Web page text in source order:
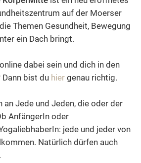
auf der Moerser
Themen Gesundheit, Bewegung
ein Dach bringt.
dabei sein und dich in den
bist du hier genau richtig.
an Jede und Jeden, die oder der
AnfängerIn oder
jede und jeder von
Natürlich dürfen auch